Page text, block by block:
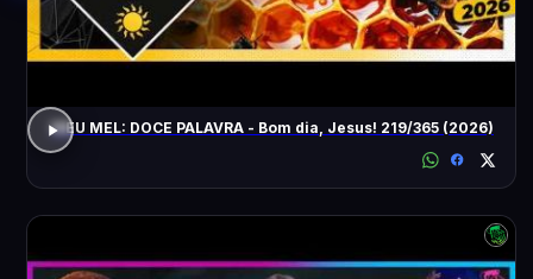
MEU MEL: DOCE PALAVRA - Bom dia, Jesus! 219/365 (2026)